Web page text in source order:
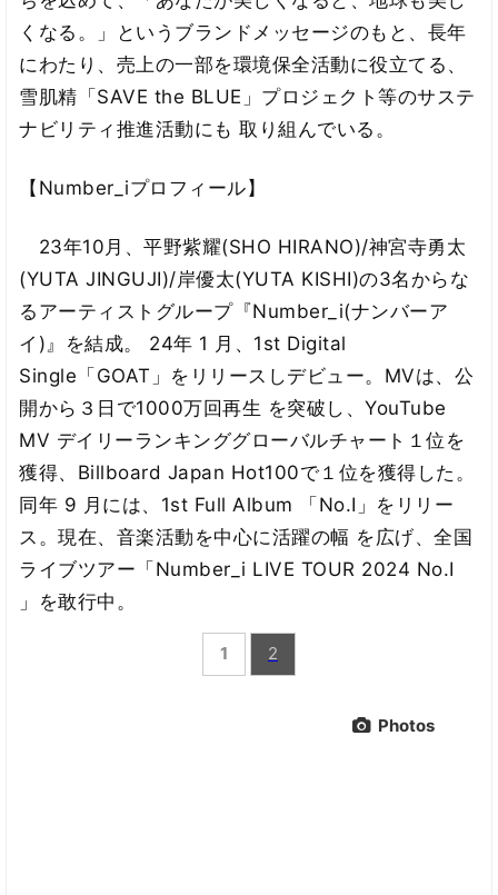
くなる。」というブランドメッセージのもと、長年
にわたり、売上の一部を環境保全活動に役立てる、
雪肌精「SAVE the BLUE」プロジェクト等のサステ
ナビリティ推進活動にも 取り組んでいる。
【Number_iプロフィール】
23年10月、平野紫耀(SHO HIRANO)/神宮寺勇太
(YUTA JINGUJI)/岸優太(YUTA KISHI)の3名からな
るアーティストグループ『Number_i(ナンバーア
イ)』を結成。 24年 1 月、1st Digital
Single「GOAT」をリリースしデビュー。MVは、公
開から３日で1000万回再生 を突破し、YouTube
MV デイリーランキンググローバルチャート１位を
獲得、Billboard Japan Hot100で１位を獲得した。
同年 9 月には、1st Full Album 「No.I」をリリー
ス。現在、音楽活動を中心に活躍の幅 を広げ、全国
ライブツアー「Number_i LIVE TOUR 2024 No.I
」を敢行中。
1 2
Photos